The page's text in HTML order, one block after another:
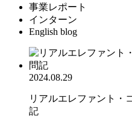
事業レポート
インターン
English blog
2024.08.29
リアルエレファント・
記